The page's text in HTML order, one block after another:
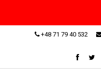
+48 71 79 40 532